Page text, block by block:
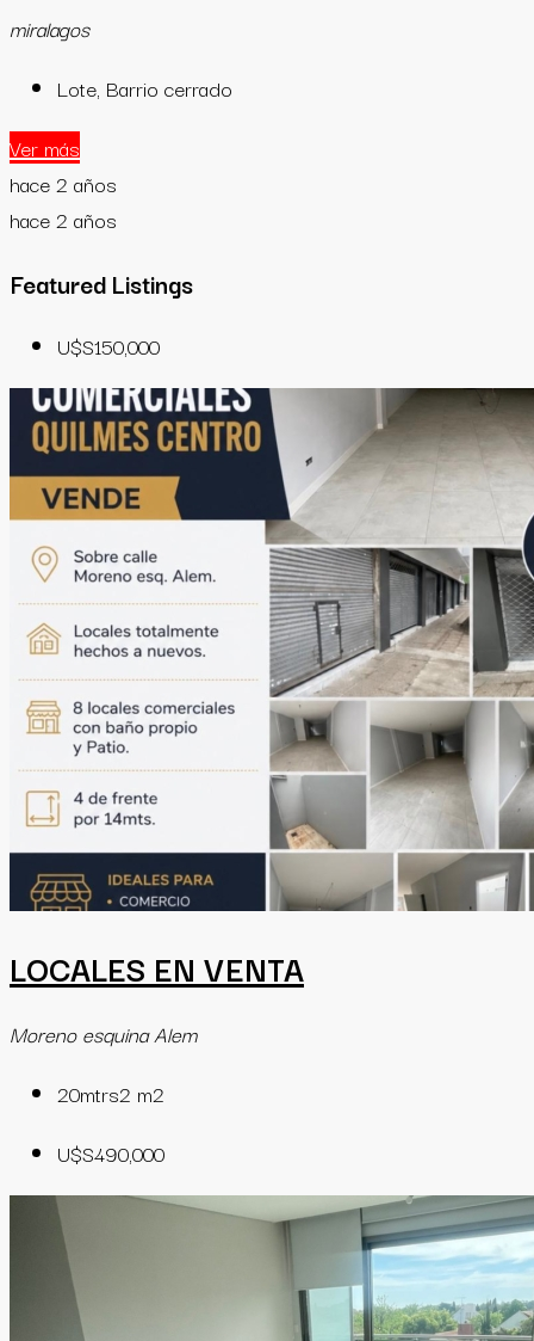
miralagos
Lote, Barrio cerrado
Ver más
hace 2 años
hace 2 años
Featured Listings
U$S150,000
LOCALES EN VENTA
Moreno esquina Alem
20mtrs2 m2
U$S490,000